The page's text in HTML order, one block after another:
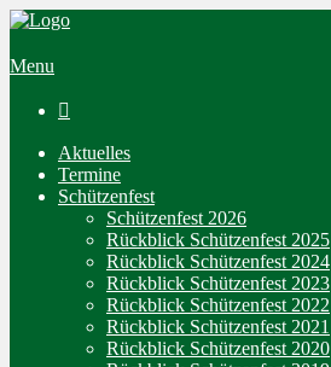
Menu

Aktuelles
Termine
Schützenfest
Schützenfest 2026
Rückblick Schützenfest 2025
Rückblick Schützenfest 2024
Rückblick Schützenfest 2023
Rückblick Schützenfest 2022
Rückblick Schützenfest 2021
Rückblick Schützenfest 2020